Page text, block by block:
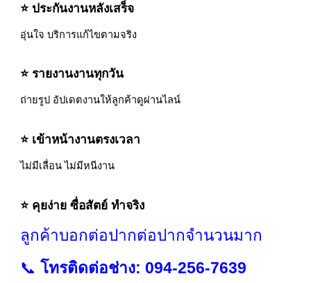
⭐ ประกันงานหลังเสร็จ
อุ่นใจ บริการแก้ไขตามจริง
⭐ รายงานงานทุกวัน
ถ่ายรูป อัปเดตงานให้ลูกค้าดูผ่านไลน์
⭐ เข้าหน้างานตรงเวลา
ไม่มีเลื่อน ไม่มีหนีงาน
⭐ คุยง่าย ซื่อสัตย์ ทำจริง
ลูกค้าบอกต่อปากต่อปากจำนวนมาก
📞โทรติดต่อช่าง: 094-256-7639